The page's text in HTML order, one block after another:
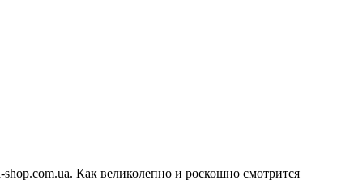
Как великолепно и роскошно смотрится